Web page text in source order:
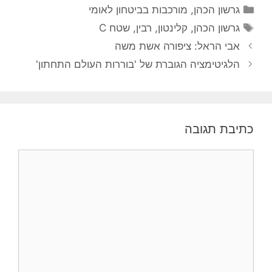
קטגוריות
גרשון הכהן, מורכבות בביטחון לאומי
תגיות
גרשון הכהן, קלינטון, רבין,שטח C
אבי הראל: ציפורה אשת משה
הלגיטימציה הגוברת של 'בוררות העולם התחתון'
כתיבת תגובה